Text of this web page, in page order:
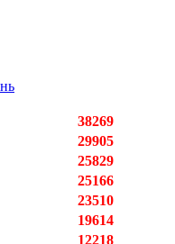
38269
29905
25829
25166
23510
19614
12218